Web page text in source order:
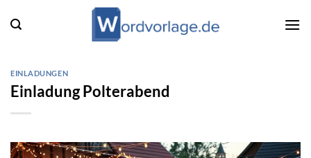
Inhalt
EINLADUNGEN
Einladung Polterabend